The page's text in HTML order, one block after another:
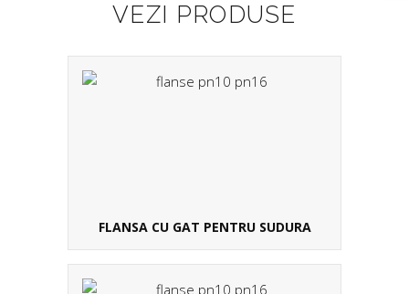
VEZI PRODUSE
FLANSA CU GAT PENTRU SUDURA